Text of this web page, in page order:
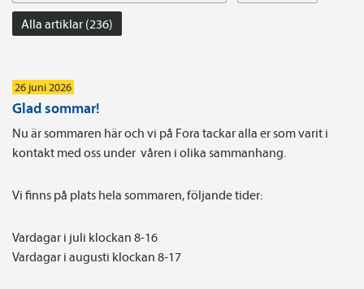
Alla artiklar (236)
26 juni 2026
Glad sommar!
Nu är sommaren här och vi på Fora tackar alla er som varit i
kontakt med oss under våren i olika sammanhang.
Vi finns på plats hela sommaren, följande tider:
Vardagar i juli klockan 8-16
Vardagar i augusti klockan 8-17